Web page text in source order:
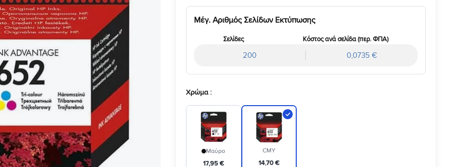
Μέγ. Αριθμός Σελίδων Εκτύπωσης
Σελίδες Κόστος ανά σελίδα (περ. ΦΠΑ)
200 0,0735 €
Xρώμα
Μαύρο
17,95€
CMY
14,70€